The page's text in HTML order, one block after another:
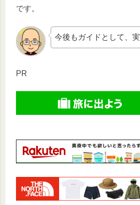
です。
今後もガイドとして、
PR